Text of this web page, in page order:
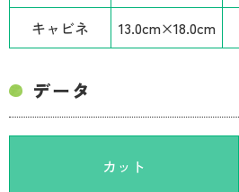
キャビネ 13.0cm×18.0cm
データ
カット